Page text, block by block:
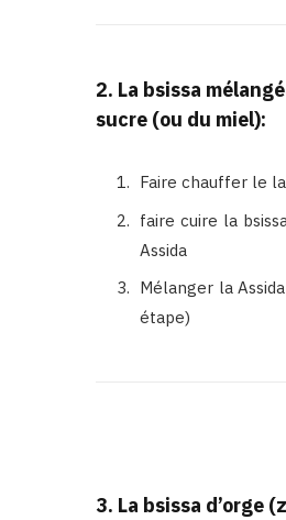
2. La bsissa
sucre (ou du miel):
Faire chauffer le
faire cuire la
Assida
Mélanger la
étape)
3. La bsissa d’orge